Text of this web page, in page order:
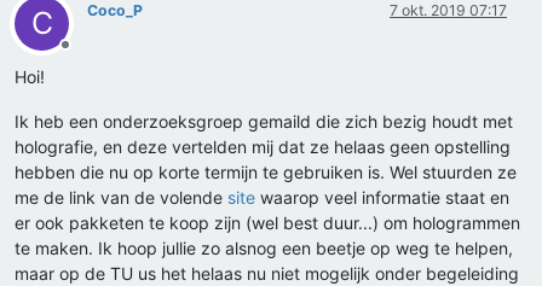
C
Offline
Coco_P 7 okt. 2019 07:17
Hoi!
Ik heb een onderzoeksgroep gemaild die zich bezig houdt met
holografie, en deze vertelden mij dat ze helaas geen opstelling
hebben die nu op korte termijn te gebruiken is. Wel stuurden ze
me de link van de volende site waarop veel informatie staat en
er ook pakketen te koop zijn (wel best duur...) om hologrammen
te maken. Ik hoop jullie zo alsnog een beetje op weg te helpen,
maar op de TU us het helaas nu niet mogelijk onder begeleiding